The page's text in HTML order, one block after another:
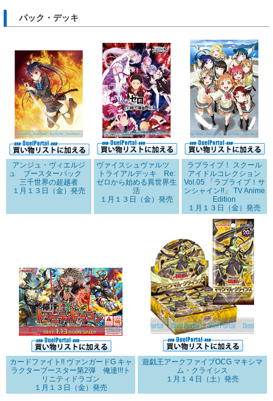
パック・デッキ
アンジュ・ヴィエルジ
ュ ブースターパック
三千世界の超越者
１月１３日（金）発売
ヴァイスシュヴァルツ
トライアルデッキ Re:
ゼロから始める異世界生
活
１月１３日（金）発売
ラブライブ！ スクール
アイドルコレクション
Vol.05 「ラブライブ！サ
ンシャイン!!」 TV Anime
Edition
１月１３日（金）発売
カードファイト!! ヴァンガードG キャ
ラクターブースター第2弾 俺達!!!ト
リニティドラゴン
１月１３日（金）発売
遊戯王アークファイブOCG マキシマ
ム・クライシス
１月１４日（土）発売